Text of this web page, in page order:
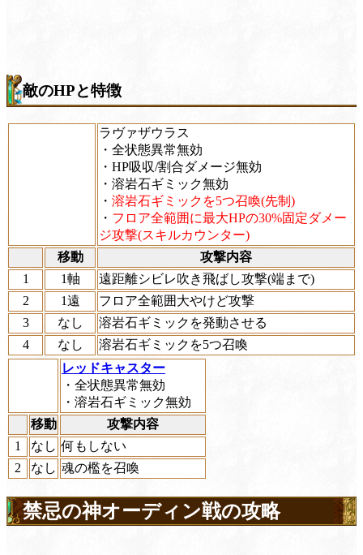
敵のHPと特徴
ラヴァザウラス
・全状態異常無効
・HP吸収/割合ダメージ無効
・溶岩石ギミック無効
・ 溶岩石ギミックを5つ召喚(先制)
・ フロア全範囲に最大HPの30%固定ダメー
ジ攻撃(スキルカウンター)
移動
攻撃内容
1
1軸
遠距離シビレ吹き飛ばし攻撃(端まで)
2
1遠
フロア全範囲大やけど攻撃
3
なし
溶岩石ギミックを発動させる
4
なし
溶岩石ギミックを5つ召喚
レッドキャスター
・全状態異常無効
・溶岩石ギミック無効
移動
攻撃内容
1
なし 何もしない
2
なし 魂の檻を召喚
禁忌の神オーディン戦の攻略